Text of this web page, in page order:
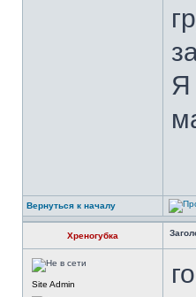
Я
Вернуться к началу
Хреногубка
Site Admin